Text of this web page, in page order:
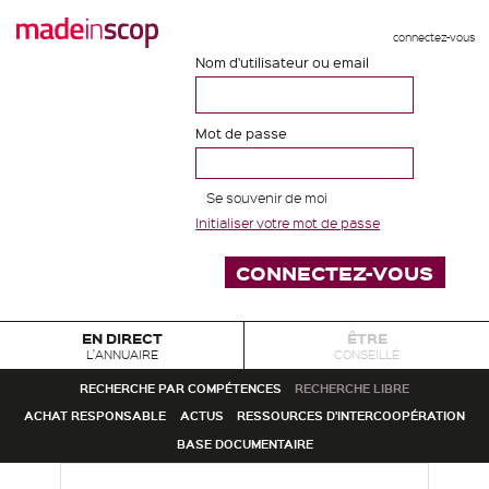
connectez-vous
Nom d'utilisateur ou email
Mot de passe
Se souvenir de moi
Initialiser votre mot de passe
EN DIRECT
L'ANNUAIRE
ÊTRE
CONSEILLÉ
RECHERCHE PAR COMPÉTENCES
RECHERCHE LIBRE
ACHAT RESPONSABLE
ACTUS
RESSOURCES D'INTERCOOPÉRATION
BASE DOCUMENTAIRE